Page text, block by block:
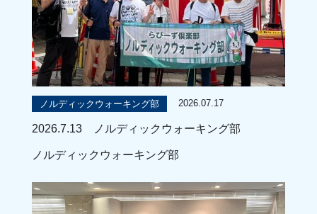
ノルディックウォーキング部 2026.07.17
2026.7.13 ノルディックウォーキング部
ノルディックウォーキング部